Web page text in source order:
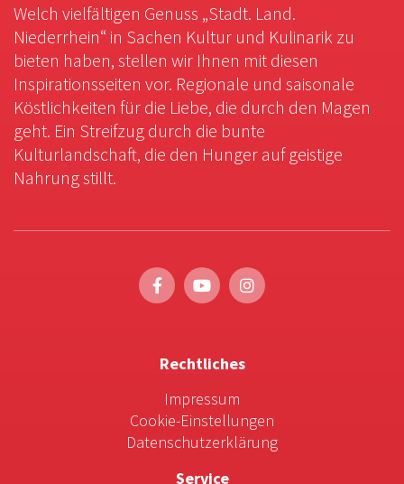
Welch vielfältigen Genuss „Stadt. Land.
Niederrhein“ in Sachen Kultur und Kulinarik zu
bieten haben, stellen wir Ihnen mit diesen
Inspirationsseiten vor. Regionale und saisonale
Köstlichkeiten für die Liebe, die durch den Magen
geht. Ein Streifzug durch die bunte
Kulturlandschaft, die den Hunger auf geistige
Nahrung stillt.
Rechtliches
Impressum
Cookie-Einstellungen
Datenschutzerklärung
Service